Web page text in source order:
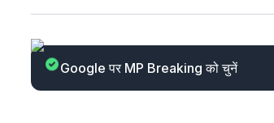
Google पर MP Breaking को चुनें